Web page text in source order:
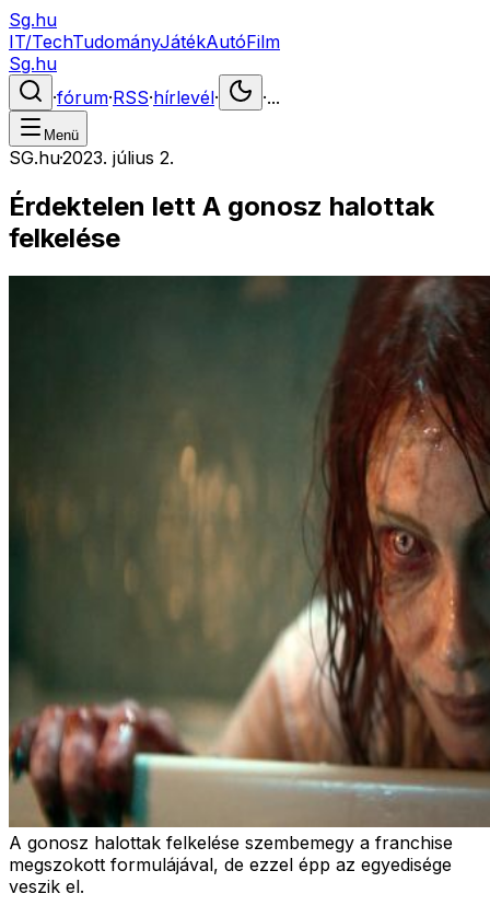
Sg.hu
IT/TechTudományJátékAutóFilm
Sg.hu
·fórum·RSS·hírlevél· ·...
Menü
SG.hu·2023. július 2.
Érdektelen lett A gonosz halottak
felkelése
A gonosz halottak felkelése szembemegy a franchise
megszokott formulájával, de ezzel épp az egyedisége
veszik el.